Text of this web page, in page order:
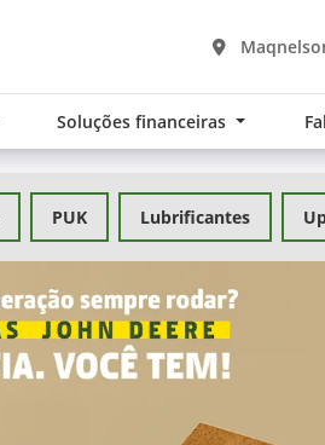
Soluções financeiras
PUK Lubrificantes